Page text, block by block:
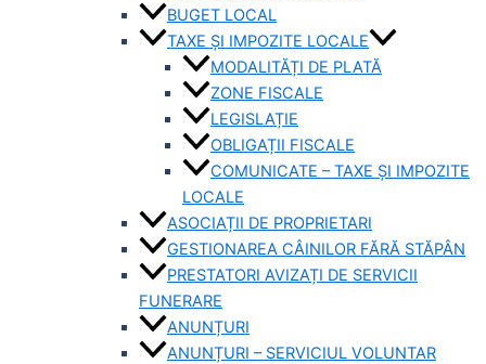
BUGET LOCAL
TAXE ȘI IMPOZITE LOCALE
MODALITĂȚI DE PLATĂ
ZONE FISCALE
LEGISLAȚIE
OBLIGAȚII FISCALE
COMUNICATE – TAXE ȘI IMPOZITE
LOCALE
ASOCIAȚII DE PROPRIETARI
GESTIONAREA CÂINILOR FĂRĂ STĂPÂN
PRESTATORI AVIZAȚI DE SERVICII
FUNERARE
ANUNȚURI
ANUNȚURI – SERVICIUL VOLUNTAR